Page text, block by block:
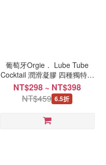
葡萄牙Orgie． Lube Tube
Cocktail 潤滑凝膠 四種獨特風
味 100ml
NT$298 ~ NT$398
NT$459 6.5折